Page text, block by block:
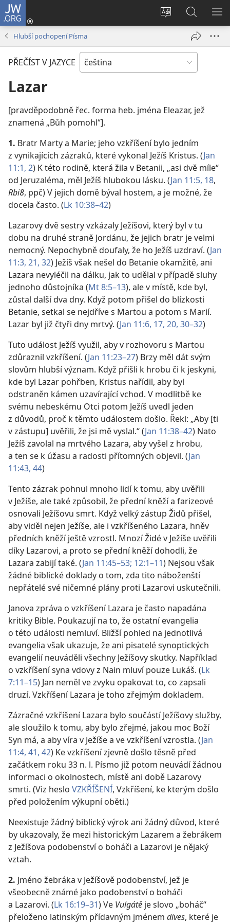
JW.ORG
Změnit
stránek
Přihlásit
se
okno)
Hledat
na
JW.ORG
Hlubší pochopení Písma
PŘEČÍST V JAZYCE
Lazar
[pravděpodobně řec. forma heb. jména Eleazar, jež
znamená „Bůh pomohl“].
1. Bratr Marty a Marie; jeho vzkříšení bylo jedním
z vynikajících zázraků, které vykonal Ježíš Kristus. (Jan
11:1, 2) K této rodině, která žila v Betanii, „asi dvě míle“
od Jeruzaléma, měl Ježíš hlubokou lásku. (Jan 11:5, 18,
Rbi8, ppč) V jejich domě býval hostem, a je možné, že
docela často. (Lk 10:38–42)
Lazarovy dvě sestry vzkázaly Ježíšovi, který byl v tu
dobu na druhé straně Jordánu, že jejich bratr je velmi
nemocný. Nepochybně doufaly, že ho Ježíš uzdraví. (Jan
11:3, 21, 32) Ježíš však nešel do Betanie okamžitě, ani
Lazara nevyléčil na dálku, jak to udělal v případě sluhy
jednoho důstojníka (Mt 8:5–13), ale v místě, kde byl,
zůstal další dva dny. Když potom přišel do blízkosti
Betanie, setkal se nejdříve s Martou a potom s Marií.
Lazar byl již čtyři dny mrtvý. (Jan 11:6, 17, 20, 30–32)
Tuto událost Ježíš využil, aby v rozhovoru s Martou
zdůraznil vzkříšení. (Jan 11:23–27) Brzy měl dát svým
slovům hlubší význam. Když přišli k hrobu či k jeskyni,
kde byl Lazar pohřben, Kristus nařídil, aby byl
odstraněn kámen uzavírající vchod. V modlitbě ke
svému nebeskému Otci potom Ježíš uvedl jeden
z důvodů, proč k těmto událostem došlo. Řekl: „Aby [ti
v zástupu] uvěřili, že jsi mě vyslal.“ (Jan 11:38–42) Nato
Ježíš zavolal na mrtvého Lazara, aby vyšel z hrobu,
a ten se k úžasu a radosti přítomných objevil. (Jan
11:43, 44)
Tento zázrak pohnul mnoho lidí k tomu, aby uvěřili
v Ježíše, ale také způsobil, že přední kněží a farizeové
osnovali Ježíšovu smrt. Když velký zástup Židů přišel,
aby viděl nejen Ježíše, ale i vzkříšeného Lazara, hněv
předních kněží ještě vzrostl. Mnozí Židé v Ježíše uvěřili
díky Lazarovi, a proto se přední kněží dohodli, že
Lazara zabijí také. (Jan 11:45–53; 12:1–11) Nejsou však
žádné biblické doklady o tom, zda tito náboženští
nepřátelé své ničemné plány proti Lazarovi uskutečnili.
Janova zpráva o vzkříšení Lazara je často napadána
kritiky Bible. Poukazují na to, že ostatní evangelia
o této události nemluví. Bližší pohled na jednotlivá
evangelia však ukazuje, že ani pisatelé synoptických
evangelií neuváděli všechny Ježíšovy skutky. Například
o vzkříšení syna vdovy z Nain mluví pouze Lukáš. (Lk
7:11–15) Jan neměl ve zvyku opakovat to, co zapsali
druzí. Vzkříšení Lazara je toho zřejmým dokladem.
Zázračné vzkříšení Lazara bylo součástí Ježíšovy služby,
ale sloužilo k tomu, aby bylo zřejmé, jakou moc Boží
Syn má, a aby víra v Ježíše a ve vzkříšení vzrostla. (Jan
11:4, 41, 42) Ke vzkříšení zjevně došlo těsně před
začátkem roku 33 n. l. Písmo již potom neuvádí žádnou
informaci o okolnostech, místě ani době Lazarovy
smrti. (Viz heslo VZKŘÍŠENÍ, Vzkříšení, ke kterým došlo
před položením výkupní oběti.)
Neexistuje žádný biblický výrok ani žádný důvod, které
by ukazovaly, že mezi historickým Lazarem a žebrákem
z Ježíšova podobenství o boháči a Lazarovi je nějaký
vztah.
2. Jméno žebráka v Ježíšově podobenství, jež je
všeobecně známé jako podobenství o boháči
a Lazarovi. (Lk 16:19–31) Ve Vulgátě je slovo „boháč“
přeloženo latinským přídavným jménem dives, které je